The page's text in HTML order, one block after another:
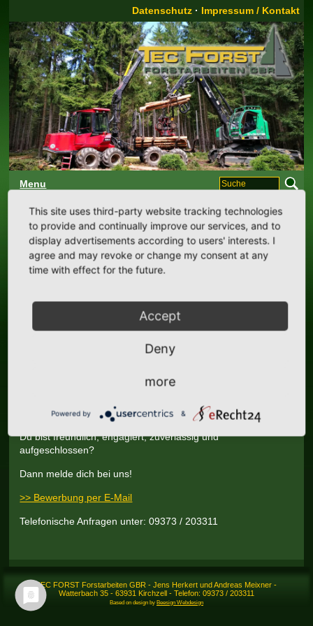
Datenschutz· Impressum / Kontakt
Menu
Start: Unser Team Stellenangebot
Aktuelles Stellenangebot:
Führerschein Klasse B
Kenntnisse in der Waldbewirtschaftung.
Betätigungsfeld suchen!
Du bist freundlich, engagiert, zuverlässig und
aufgeschlossen?
Dann melde dich bei uns!
>> Bewerbung per E-Mail
Telefonische Anfragen unter: 09373 / 203311
TEC FORST Forstarbeiten GBR - Jens Herkert und Andreas Meixner -
Watterbach 35 - 63931 Kirchzell - Telefon: 09373 / 203311
Based on design by Beesign Webdesign
This site uses third-party website tracking technologies
to provide and continually improve our services, and to
display advertisements according to users' interests. I
agree and may revoke or change my consent at any
time with effect for the future.
Accept
Deny
more
Powered by &